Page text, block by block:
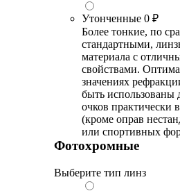
Утонченные 0 ₽
Более тонкие, по
стандартными,
материала с
свойствами.
значениях
быть использованы
очков практически
(кроме оправ
или спортивных
Фотохромные
Выберите тип линз